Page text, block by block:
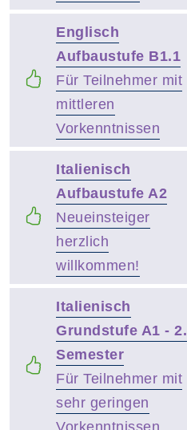
Englisch
Aufbaustufe B1.1
Für Teilnehmer mit
mittleren
Vorkenntnissen
Italienisch
Aufbaustufe A2
Neueinsteiger
herzlich
willkommen!
Italienisch
Grundstufe A1 - 2.
Semester
Für Teilnehmer mit
sehr geringen
Vorkenntnissen